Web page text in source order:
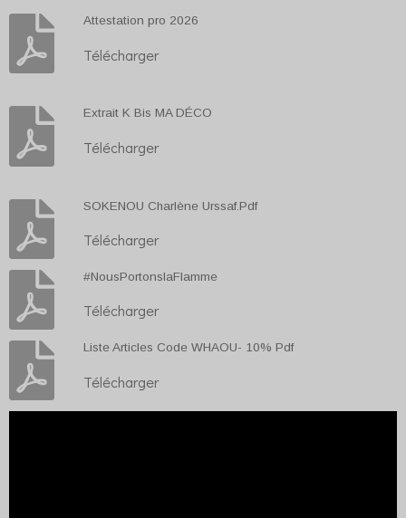
Attestation pro 2026
Télécharger
Extrait K Bis MA DÉCO
Télécharger
SOKENOU Charlène Urssaf.Pdf
Télécharger
#NousPortonslaFlamme
Télécharger
Liste Articles Code WHAOU- 10% Pdf
Télécharger